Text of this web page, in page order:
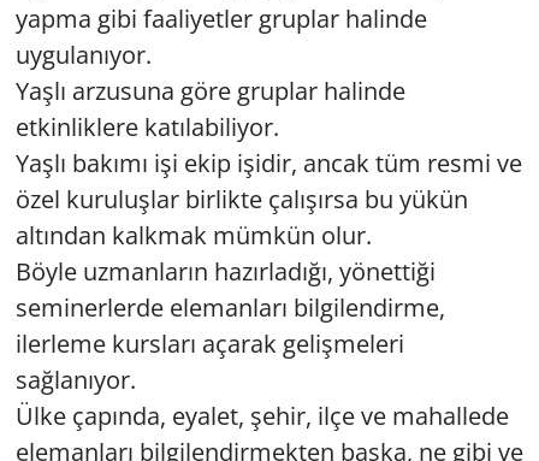
yapma gibi faaliyetler gruplar halinde
uygulanıyor.
Yaşlı arzusuna göre gruplar halinde
etkinliklere katılabiliyor.
Yaşlı bakımı işi ekip işidir, ancak tüm resmi ve
özel kuruluşlar birlikte çalışırsa bu yükün
altından kalkmak mümkün olur.
Böyle uzmanların hazırladığı, yönettiği
seminerlerde elemanları bilgilendirme,
ilerleme kursları açarak gelişmeleri
sağlanıyor.
Ülke çapında, eyalet, şehir, ilçe ve mahallede
elemanları bilgilendirmekten başka, ne gibi ve